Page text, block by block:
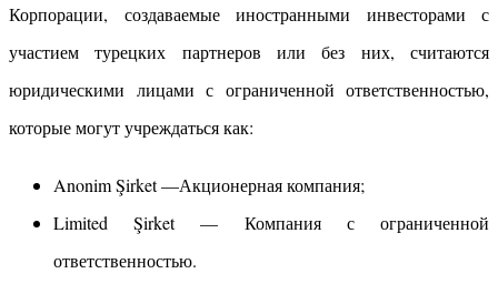
Корпорации, создаваемые иностранными инвесторами с
участием турецких партнеров или без них, считаются
юридическими лицами с ограниченной ответственностью,
которые могут учреждаться как:
Anonim Şirket —Акционерная компания;
Limited Şirket — Компания с ограниченной
ответственностью.